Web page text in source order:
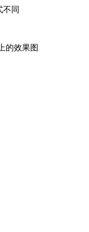
位，贴合原机机身设
不同
的效果图